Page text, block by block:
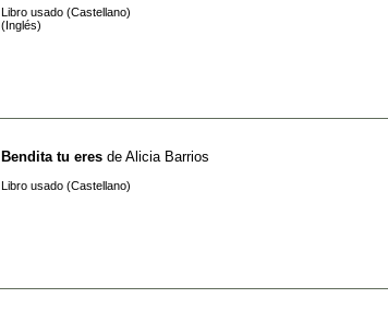
Libro usado (Castellano)
(Inglés)
Bendita tu eres de Alicia Barrios
Libro usado (Castellano)